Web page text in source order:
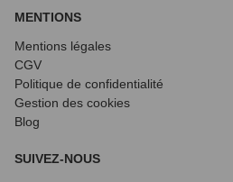
MENTIONS
Mentions légales
CGV
Politique de confidentialité
Gestion des cookies
Blog
SUIVEZ-NOUS